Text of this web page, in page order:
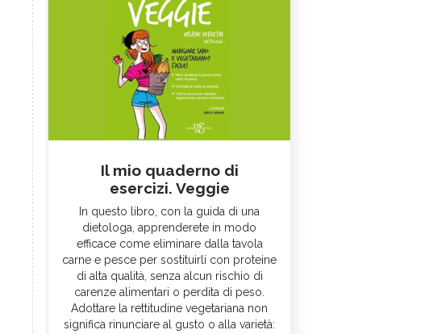
Il mio quaderno di
esercizi. Veggie
In questo libro, con la guida di una
dietologa, apprenderete in modo
efficace come eliminare dalla tavola
carne e pesce per sostituirli con proteine
di alta qualità, senza alcun rischio di
carenze alimentari o perdita di peso.
Adottare la rettitudine vegetariana non
significa rinunciare al gusto o alla varietà: